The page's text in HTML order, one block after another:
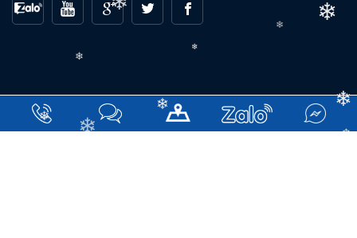
❄
❄
❄
❄
❄
❄
❄
❄